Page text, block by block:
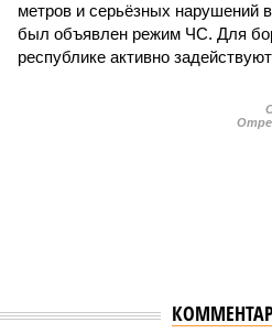
метров и серьёзных нарушений
был объявлен режим ЧС. Для
республике активно